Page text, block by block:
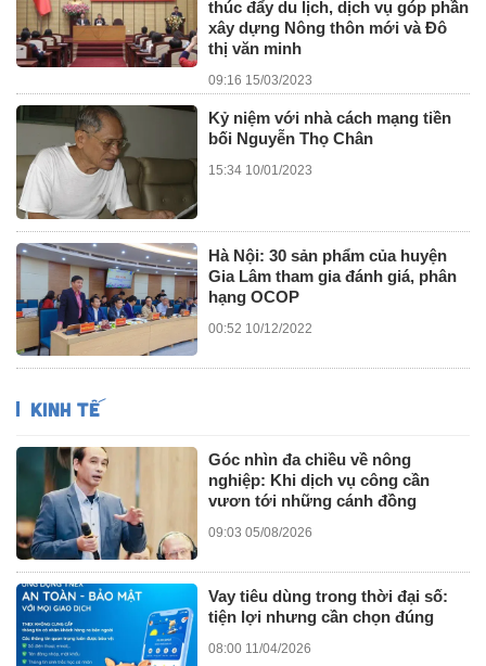
thúc đẩy du lịch, dịch vụ góp phần
xây dựng Nông thôn mới và Đô
thị văn minh
09:16 15/03/2023
Kỷ niệm với nhà cách mạng tiền
bối Nguyễn Thọ Chân
15:34 10/01/2023
Hà Nội: 30 sản phẩm của huyện
Gia Lâm tham gia đánh giá, phân
hạng OCOP
00:52 10/12/2022
KINH TẾ
Góc nhìn đa chiều về nông
nghiệp: Khi dịch vụ công cần
vươn tới những cánh đồng
09:03 05/08/2026
Vay tiêu dùng trong thời đại số:
tiện lợi nhưng cần chọn đúng
08:00 11/04/2026